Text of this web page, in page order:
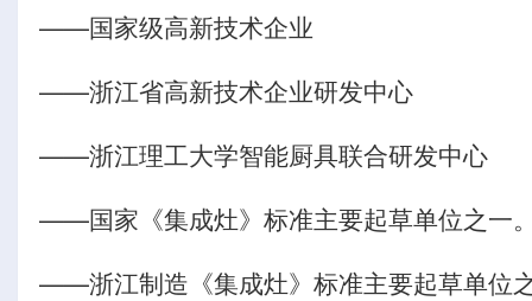
——国家级高新技术企业
——浙江省高新技术企业研发中心
——浙江理工大学智能厨具联合研发中心
——国家《集成灶》标准主要起草单位之一
——浙江制造《集成灶》标准主要起草单位